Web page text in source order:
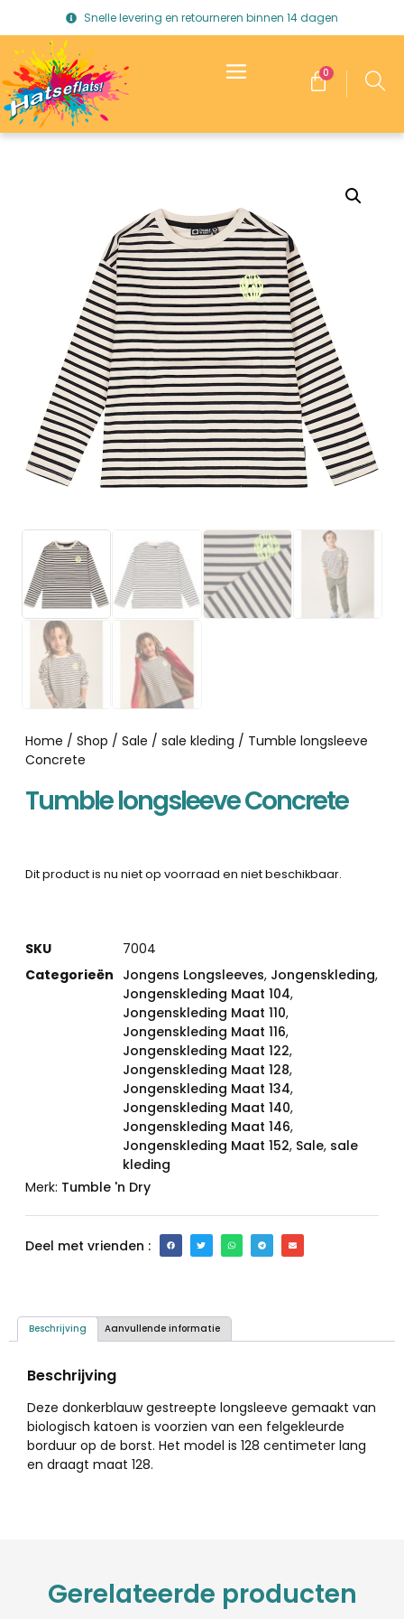
Snelle levering en retourneren binnen 14 dagen
0
Home / Shop / Sale / sale kleding / Tumble longsleeve
Concrete
Tumble longsleeve Concrete
Dit product is nu niet op voorraad en niet beschikbaar.
SKU
7004
Categorieën Jongens Longsleeves, Jongenskleding,
Jongenskleding Maat 104,
Jongenskleding Maat 110,
Jongenskleding Maat 116,
Jongenskleding Maat 122,
Jongenskleding Maat 128,
Jongenskleding Maat 134,
Jongenskleding Maat 140,
Jongenskleding Maat 146,
Jongenskleding Maat 152, Sale, sale
kleding
Merk: Tumble 'n Dry
Deel met vrienden :
Beschrijving Aanvullende informatie
Beschrijving
Deze donkerblauw gestreepte longsleeve gemaakt van
biologisch katoen is voorzien van een felgekleurde
borduur op de borst. Het model is 128 centimeter lang
en draagt maat 128.
Gerelateerde producten